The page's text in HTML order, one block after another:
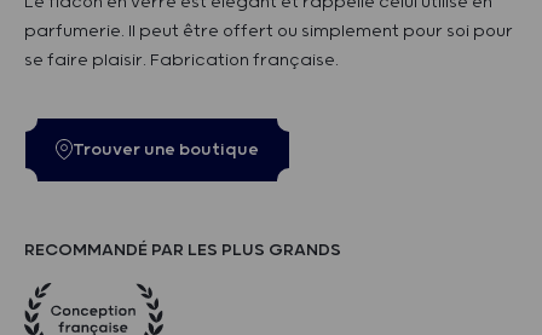
parfumerie. Il peut être offert ou simplement pour soi pour
se faire plaisir. Fabrication française.
Trouver une boutique
RECOMMANDÉ PAR LES PLUS GRANDS